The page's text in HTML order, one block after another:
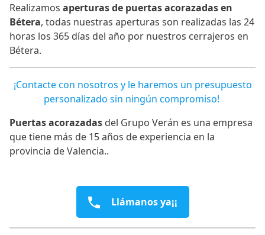
Realizamos aperturas de puertas acorazadas en
Bétera, todas nuestras aperturas son realizadas las 24
horas los 365 días del año por nuestros cerrajeros en
Bétera.
¡Contacte con nosotros y le haremos un presupuesto
personalizado sin ningún compromiso!
Puertas acorazadas del Grupo Verán es una empresa
que tiene más de 15 años de experiencia en la
provincia de Valencia..
Llámanos ya¡¡